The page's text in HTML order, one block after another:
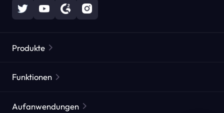
Produkte
Statische Residential Proxies
Funktionen
Aufanwendungen